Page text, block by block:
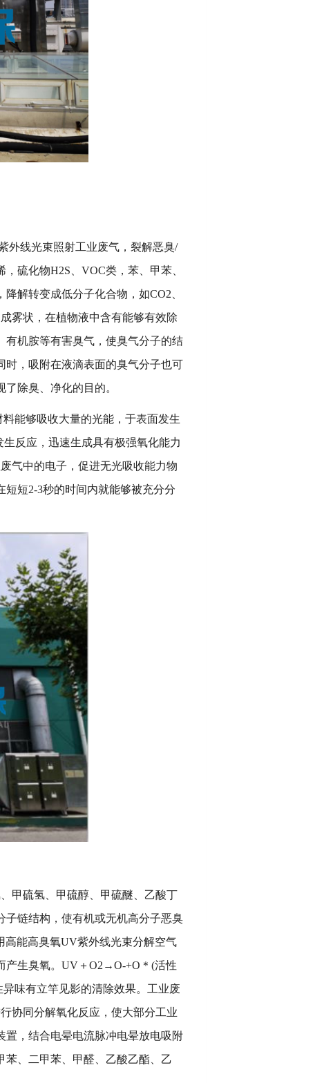
外线光束照射工业废气，裂解恶臭/
硫化物H2S、VOC类，苯、甲苯、
解转变成低分子化合物，如CO2、
雾状，在植物液中含有能够有效除
机胺等有害臭气，使臭气分子的结
，吸附在液滴表面的臭气分子也可
除臭、净化的目的。
能够吸收大量的光能，于表面发生
反应，迅速生成具有极强氧化能力
气中的电子，促进无光吸收能力物
短2-3秒的时间内就能够被充分分
甲硫氢、甲硫醇、甲硫醚、乙酸丁
子链结构，使有机或无机高分子恶臭
高能高臭氧UV紫外线光束分解空气
产生臭氧。UV＋O2→O-+O＊(活性
味有立竿见影的清除效果。工业废
协同分解氧化反应，使大部分工业
置，结合电晕电流脉冲电晕放电吸附
苯、二甲苯、甲醛、乙酸乙酯、乙